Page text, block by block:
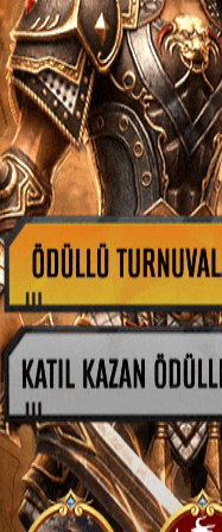
MP Havuzu
8 Görev